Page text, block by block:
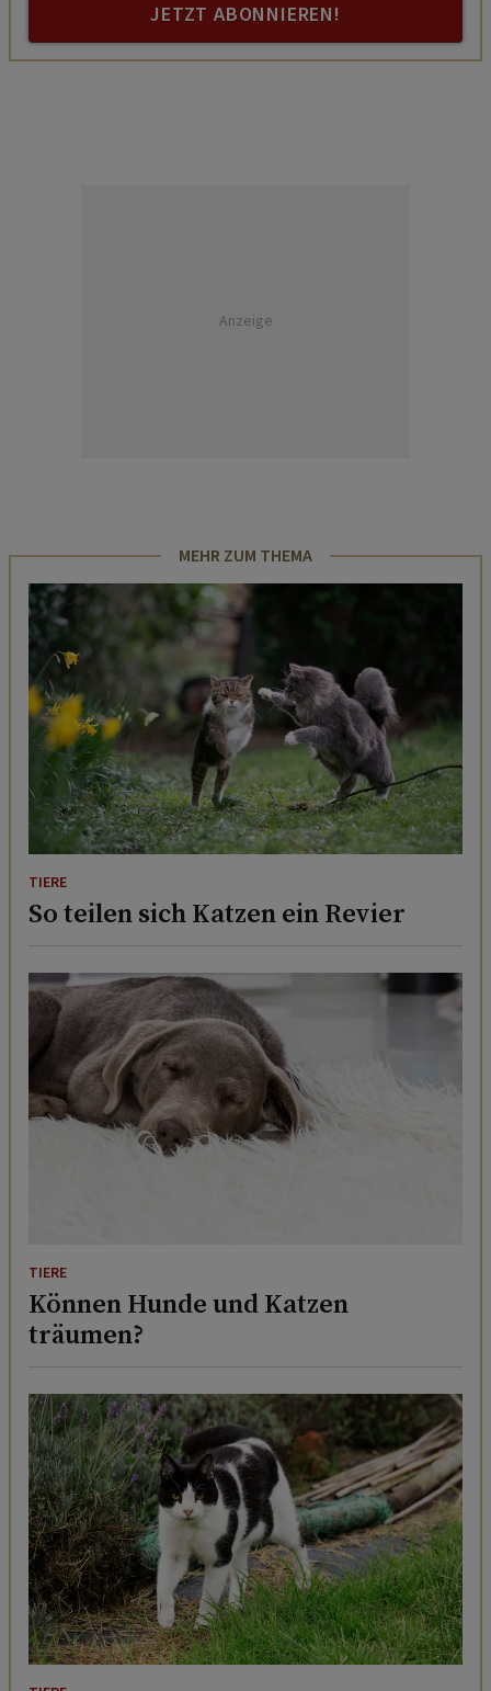
JETZT ABONNIEREN!
Anzeige
MEHR ZUM THEMA
TIERE
So teilen sich Katzen ein Revier
TIERE
Können Hunde und Katzen
träumen?